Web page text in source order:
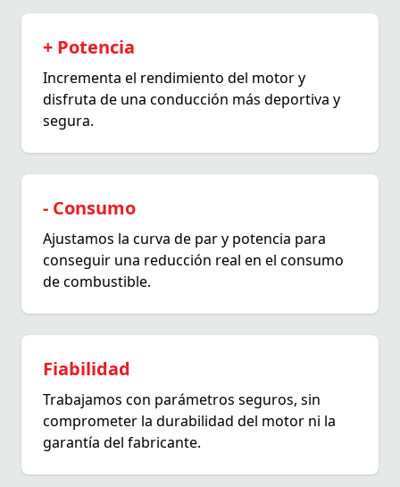
+ Potencia
Incrementa el rendimiento del motor y
disfruta de una conducción más deportiva y
segura.
- Consumo
Ajustamos la curva de par y potencia para
conseguir una reducción real en el consumo
de combustible.
Fiabilidad
Trabajamos con parámetros seguros, sin
comprometer la durabilidad del motor ni la
garantía del fabricante.